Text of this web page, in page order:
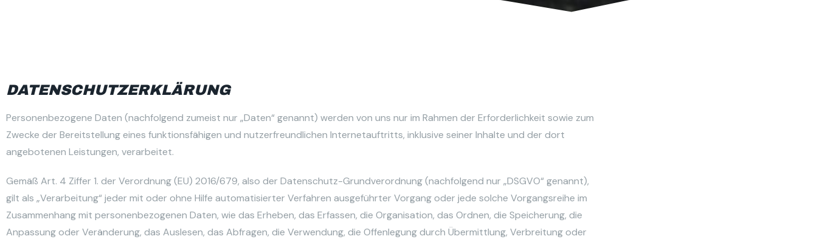
DATENSCHUTZERKLÄRUNG
Personenbezogene Daten (nachfolgend zumeist nur „Daten“ genannt) werden von uns nur im Rahmen der Erforderlichkeit sowie zum
Zwecke der Bereitstellung eines funktionsfähigen und nutzerfreundlichen Internetauftritts, inklusive seiner Inhalte und der dort
angebotenen Leistungen, verarbeitet.
Gemäß Art. 4 Ziffer 1. der Verordnung (EU) 2016/679, also der Datenschutz-Grundverordnung (nachfolgend nur „DSGVO“ genannt),
gilt als „Verarbeitung“ jeder mit oder ohne Hilfe automatisierter Verfahren ausgeführter Vorgang oder jede solche Vorgangsreihe im
Zusammenhang mit personenbezogenen Daten, wie das Erheben, das Erfassen, die Organisation, das Ordnen, die Speicherung, die
Anpassung oder Veränderung, das Auslesen, das Abfragen, die Verwendung, die Offenlegung durch Übermittlung, Verbreitung oder